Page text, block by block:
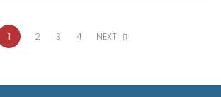
1 2 3 4 NEXT